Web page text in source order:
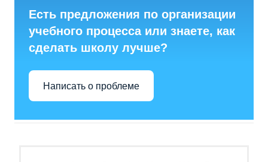
Есть предложения по организации
учебного процесса или знаете, как
сделать школу лучше?
Написать о проблеме